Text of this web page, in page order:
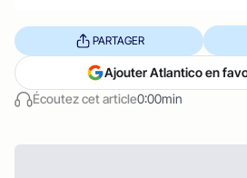
Écoutez cet article0:00min
PARTAGER
Ajouter Atlantico en